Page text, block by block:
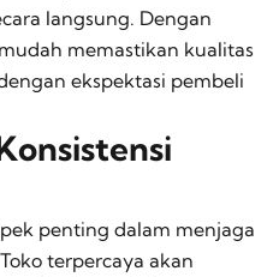
langsung. Dengan
memastikan kualitas
ekspektasi pembeli
penting dalam menjaga
terpercaya akan